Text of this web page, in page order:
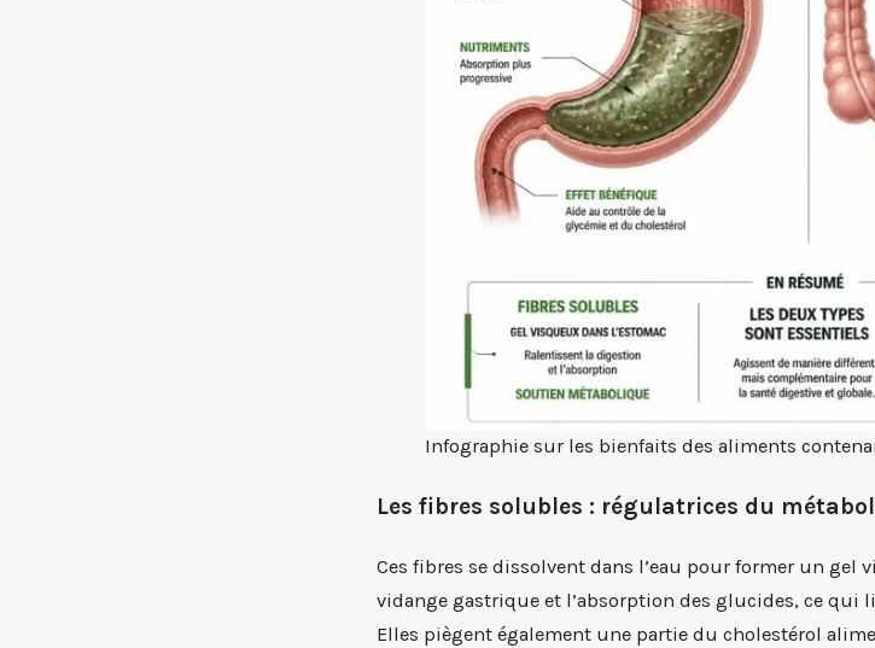
Infographie sur les bienfaits des aliments
Les fibres solubles : régulatrices du
Ces fibres se dissolvent dans l’eau pour former un gel
vidange gastrique et l’absorption des glucides, ce qui
Elles piègent également une partie du cholestérol